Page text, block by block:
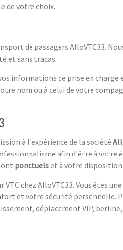
de votre choix.
de passagers AlloVTC33.
et sans tracas.
informations de prise en
nom ou à celui de votre
à l'expérience de la société
afin d'être à votre
ponctuelset à votre disposition
chez AlloVTC33. Vous êtes une
et votre sécurité personnelle.
déplacement VIP,